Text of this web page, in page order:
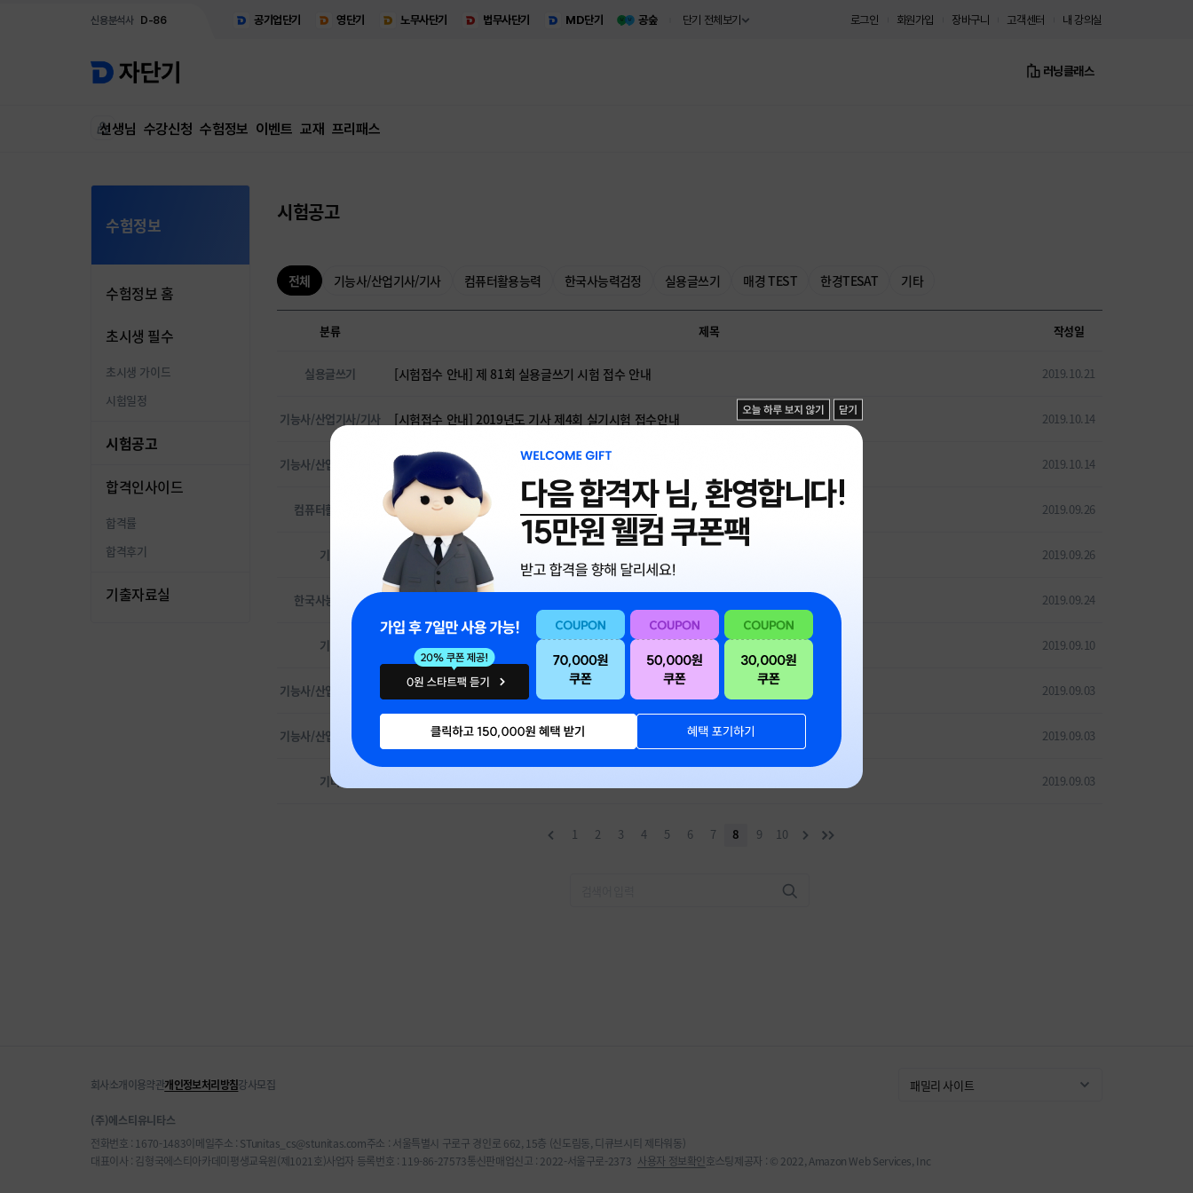
신용분석사 D-86 공기업단기 영단기 노무사단기 법무사단기 MD단기 공숲 단기 전체보기 로그인 회원가입 장바구니 고객센터 내 강의실
러닝클래스
선생님 수강신청 수험정보 이벤트 교재 프리패스
수험정보
수험정보 홈
초시생 필수
초시생 가이드
시험일정
시험공고
합격인사이드
합격률
합격후기
기출자료실
시험공고
전체 기능사/산업기사/기사 컴퓨터활용능력 한국사능력검정 실용글쓰기 매경 TEST 한경TESAT 기타
분류 제목 작성일
실용글쓰기 [시험접수 안내] 제 81회 실용글쓰기 시험 접수 안내 2019.10.21
기능사/산업기사/기사 [시험접수 안내] 2019년도 기사 제4회 실기시험 접수안내 2019.10.14
기능사/산업기사/기사 [시험접수 안내] 2019년도 기사 제4회 실기시험 접수안내 2019.10.14
컴퓨터활용능력 [시험접수 안내] 2019년 제 2회 컴퓨터활용능력 실기 시험접수 안내 2019.09.26
기타 [시험접수 안내] 2019년 제 2회 워드프로세서 실기 시험접수 안내 2019.09.26
한국사능력검정 2019.09.24
기타 [시험접수 안내] 제56회 KBS한국어능력시험 시험접수 안내 2019.09.10
기능사/산업기사/기사 [시험접수 안내] 2019년도 기사 제3회 실기시험 접수안내 2019.09.03
기능사/산업기사/기사 [시험접수 안내] 2019년도 기사 제3회 실기시험 접수안내 2019.09.03
기타 2019.09.03
1 2 3 4 5 6 7 8 9 10
회사소개이용약관개인정보처리방침강사모집
(주)에스티유니타스
전화번호 : 1670-1483이메일주소 : STunitas_cs@stunitas.com주소 : 서울특별시 구로구 경인로 662, 15층 (신도림동, 디큐브시티 제타워동)
대표이사 : 김형국에스티아카데미평생교육원(제1021호)사업자 등록번호 : 119-86-27573통신판매업신고 : 2022-서울구로-2373 사용자 정보확인 호스팅제공자 : © 2022, Amazon Web Services, Inc
다음 합격자 님, 환영합니다!